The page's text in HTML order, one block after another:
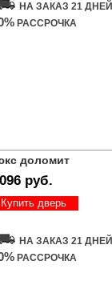
НА ЗАКАЗ 21 ДНЕЙ
РАССРОЧКА
доломит
руб.
Купить дверь
НА ЗАКАЗ 21 ДНЕЙ
РАССРОЧКА